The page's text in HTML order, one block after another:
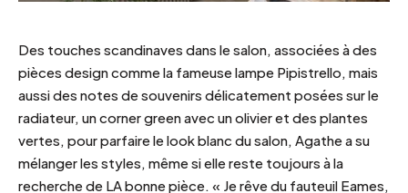
Des touches scandinaves dans le salon, associées à des
pièces design comme la fameuse lampe Pipistrello, mais
aussi des notes de souvenirs délicatement posées sur le
radiateur, un corner green avec un olivier et des plantes
vertes, pour parfaire le look blanc du salon, Agathe a su
mélanger les styles, même si elle reste toujours à la
recherche de LA bonne pièce. « Je rêve du fauteuil Eames,